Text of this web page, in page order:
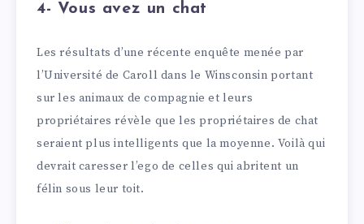
4- Vous avez un chat
Les résultats d’une récente enquête menée par
l’Université de Caroll dans le Winsconsin portant
sur les animaux de compagnie et leurs
propriétaires révèle que les propriétaires de chat
seraient plus intelligents que la moyenne. Voilà qui
devrait caresser l’ego de celles qui abritent un
félin sous leur toit.